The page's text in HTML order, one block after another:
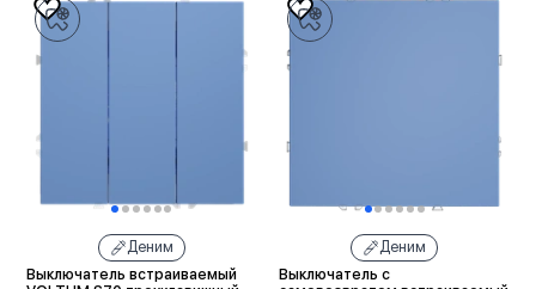
Деним
Выключатель встраиваемый
Деним
Выключатель с